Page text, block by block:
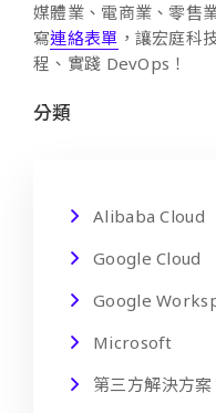
媒體業、電商業、零售
寫連絡表單 ，讓宏庭科
程、實踐 DevOps！
分類
Alibaba Cloud
Google Cloud
Google
Microsoft
第三方解決方案